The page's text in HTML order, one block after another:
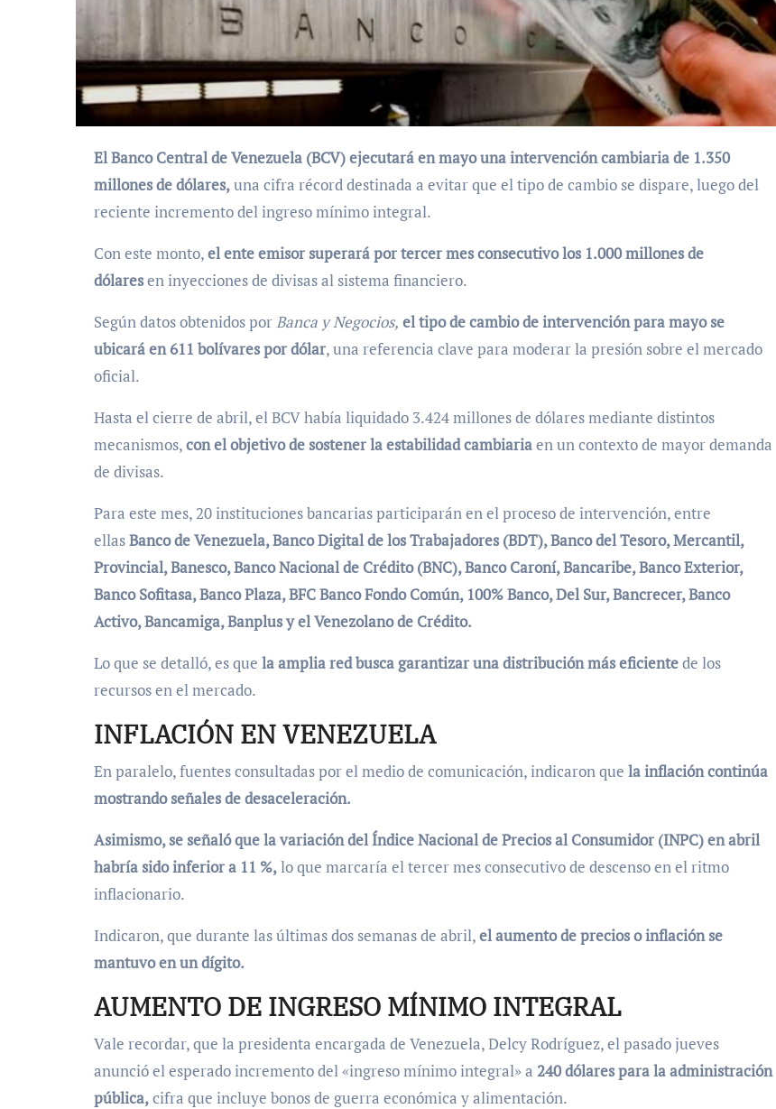
El Banco Central de Venezuela (BCV) ejecutará en mayo una intervención cambiaria de 1.350
millones de dólares,una cifra récord destinada a evitar que el tipo de cambio se dispare, luego del
reciente incremento del ingreso mínimo integral.
Con este monto,el ente emisor superará por tercer mes consecutivo los 1.000 millones de
dólaresen inyecciones de divisas al sistema financiero.
Según datos obtenidos porBanca y Negocios, el tipo de cambio de intervención para mayo se
ubicará en 611 bolívares por dólar, una referencia clave para moderar la presión sobre el mercado
oficial.
Hasta el cierre de abril, el BCV había liquidado 3.424 millones de dólares mediante distintos
mecanismos,con el objetivo de sostener la estabilidad cambiariaen un contexto de mayor demanda
de divisas.
Para este mes, 20 instituciones bancarias participarán en el proceso de intervención, entre
ellasBanco de Venezuela, Banco Digital de los Trabajadores (BDT), Banco del Tesoro, Mercantil,
Provincial, Banesco, Banco Nacional de Crédito (BNC), Banco Caroní, Bancaribe, Banco Exterior,
Banco Sofitasa, Banco Plaza, BFC Banco Fondo Común, 100% Banco, Del Sur, Bancrecer, Banco
Activo, Bancamiga, Banplus y el Venezolano de Crédito.
Lo que se detalló, es que la amplia red busca garantizar una distribución más eficientede los
recursos en el mercado.
INFLACIÓN EN VENEZUELA
En paralelo, fuentes consultadas por el medio de comunicación, indicaron que la inflación continúa
mostrando señales de desaceleración.
Asimismo, se señaló que la variación del Índice Nacional de Precios al Consumidor (INPC) en abril
habría sido inferior a 11 %,lo que marcaría el tercer mes consecutivo de descenso en el ritmo
inflacionario.
Indicaron, que durante las últimas dos semanas de abril,el aumento de precios o inflación se
mantuvo en un dígito.
AUMENTO DE INGRESO MÍNIMO INTEGRAL
Vale recordar, que la presidenta encargada de Venezuela, Delcy Rodríguez, el pasado jueves
anunció el esperado incremento del «ingreso mínimo integral» a 240 dólares para la administración
pública,cifra que incluye bonos de guerra económica y alimentación.